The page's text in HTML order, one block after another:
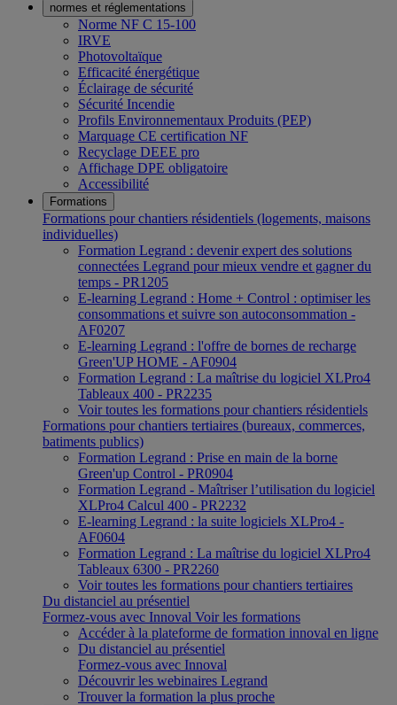
normes et réglementations
Norme NF C 15-100
IRVE
Photovoltaïque
Efficacité énergétique
Éclairage de sécurité
Sécurité Incendie
Profils Environnementaux Produits (PEP)
Marquage CE certification NF
Recyclage DEEE pro
Affichage DPE obligatoire
Accessibilité
Formations
Formations pour chantiers résidentiels (logements, maisons
individuelles)
Formation Legrand : devenir expert des solutions
connectées Legrand pour mieux vendre et gagner du
temps - PR1205
E-learning Legrand : Home + Control : optimiser les
consommations et suivre son autoconsommation -
AF0207
E-learning Legrand : l'offre de bornes de recharge
Green'UP HOME - AF0904
Formation Legrand : La maîtrise du logiciel XLPro4
Tableaux 400 - PR2235
Voir toutes les formations pour chantiers résidentiels
Formations pour chantiers tertiaires (bureaux, commerces,
batiments publics)
Formation Legrand : Prise en main de la borne
Green'up Control - PR0904
Formation Legrand - Maîtriser l’utilisation du logiciel
XLPro4 Calcul 400 - PR2232
E-learning Legrand : la suite logiciels XLPro4 -
AF0604
Formation Legrand : La maîtrise du logiciel XLPro4
Tableaux 6300 - PR2260
Voir toutes les formations pour chantiers tertiaires
Du distanciel au présentiel
Formez-vous avec Innoval Voir les formations
Accéder à la plateforme de formation innoval en ligne
Du distanciel au présentiel
Formez-vous avec Innoval
Découvrir les webinaires Legrand
Trouver la formation la plus proche